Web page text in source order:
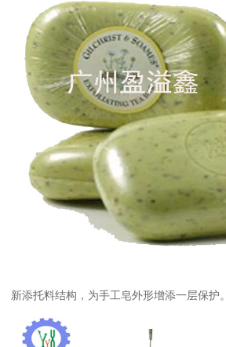
新添托料结构，为手工皂外形增添一层保护。